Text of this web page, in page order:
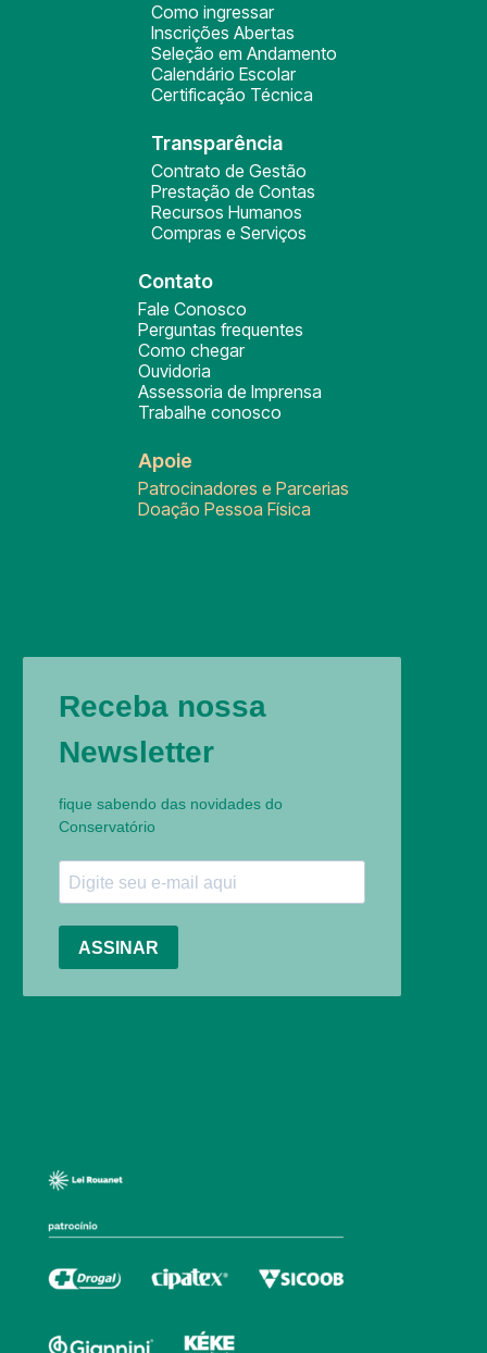
Como ingressar
Inscrições Abertas
Seleção em Andamento
Calendário Escolar
Certificação Técnica
Transparência
Contrato de Gestão
Prestação de Contas
Recursos Humanos
Compras e Serviços
Contato
Fale Conosco
Perguntas frequentes
Como chegar
Ouvidoria
Assessoria de Imprensa
Trabalhe conosco
Apoie
Patrocinadores e Parcerias
Doação Pessoa Física